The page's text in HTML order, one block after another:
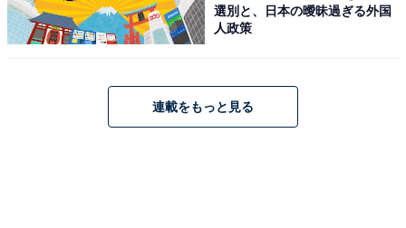
選別と、日本の曖昧過ぎる外国
人政策
連載をもっと見る